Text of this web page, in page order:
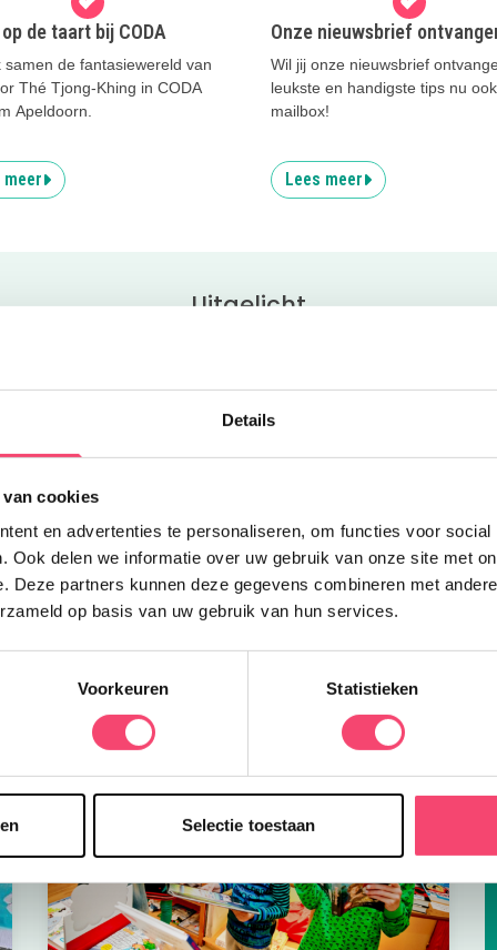
Details
cookies
en advertenties te personaliseren, om functies voor
Ook delen we informatie over uw gebruik van onze site met
Deze partners kunnen deze gegevens combineren met
op basis van uw gebruik van hun services.
Voorkeuren Statistieken
Selectie toestaan
de taart bij CODA
samen de fantasiewereld van
Thé Tjong-Khing in CODA
Apeldoorn.
Onze nieuwsbrief
Wil jij onze nieuwsbrief
leukste en handigste tips nu
mailbox!
Lees meer
Uitgelicht